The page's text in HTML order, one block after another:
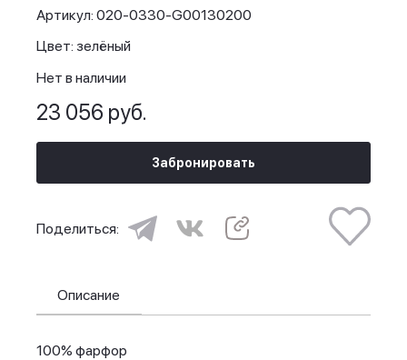
Артикул: 020-0330-G00130200
Цвет: зелёный
Нет в наличии
23 056 руб.
Забронировать
Поделиться:
Описание
100% фарфор